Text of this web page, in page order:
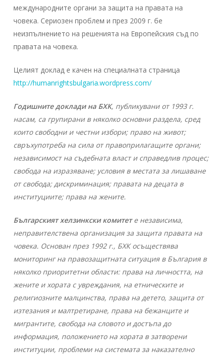
международните органи за защита на правата на
човека. Сериозен проблем и през 2009 г. бе
неизпълнението на решенията на Европейския съд по
правата на човека.
Целият доклад е качен на специалната страница
http://humanrightsbulgaria.wordpress.com/
Годишните доклади на БХК, публикувани от 1993 г.
насам, са групирани в няколко основни раздела, сред
които свободни и честни избори; право на живот;
свръхупотреба на сила от правоприлагащите органи;
независимост на съдебната власт и справедлив процес;
свобода на изразяване; условия в местата за лишаване
от свобода; дискриминация; правата на децата в
институциите; права на жените.
Българският хелзинкски комитете независима,
неправителствена организация за защита правата на
човека. Основан през 1992 г., БХК осъществява
мониторинг на правозащитната ситуация в България в
няколко приоритетни области: права на личността, на
жените и хората с увреждания, на етническите и
религиозните малцинства, права на детето, защита от
изтезания и малтретиране, права на бежанците и
мигрантите, свобода на словото и достъпа до
информация, положението на хората в затворени
институции, проблеми на системата за наказателно